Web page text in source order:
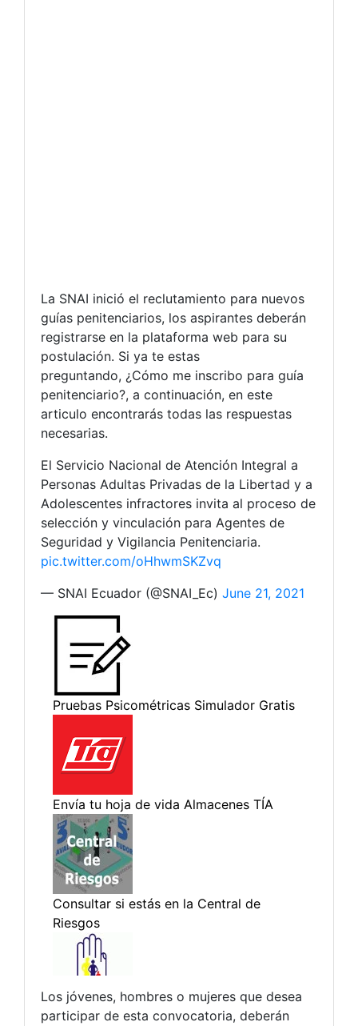
La SNAI inició el reclutamiento para nuevos
guías penitenciarios, los aspirantes deberán
registrarse en la plataforma web para su
postulación. Si ya te estas
preguntando, ¿Cómo me inscribo para guía
penitenciario?, a continuación, en este
articulo encontrarás todas las respuestas
necesarias.
El Servicio Nacional de Atención Integral a
Personas Adultas Privadas de la Libertad y a
Adolescentes infractores invita al proceso de
selección y vinculación para Agentes de
Seguridad y Vigilancia Penitenciaria.
pic.twitter.com/oHhwmSKZvq
— SNAI Ecuador (@SNAI_Ec) June 21, 2021
Los jóvenes, hombres o mujeres que desea
participar de esta convocatoria, deberán